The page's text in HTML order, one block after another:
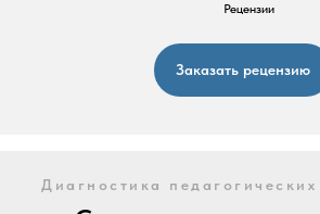
Рецензии
Заказать рецензию
Диагностика